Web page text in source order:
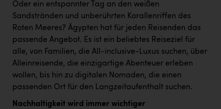
Österreichisches Hebammengremium
Wirtschaftskammer OÖ Energiehandel
Dopgas
kunden basics
kontakt
Oder ein entspannter Tag an den weißen
Sandstränden und unberührten Korallenriffen des
Roten Meeres? Ägypten hat für jeden Reisenden das
passende Angebot. Es ist ein beliebtes Reiseziel für
alle, von Familien, die All-inclusive-Luxus suchen, über
Alleinreisende, die einzigartige Abenteuer erleben
wollen, bis hin zu digitalen Nomaden, die einen
passenden Ort für den Langzeitaufenthalt suchen.
Nachhaltigkeit wird immer wichtiger